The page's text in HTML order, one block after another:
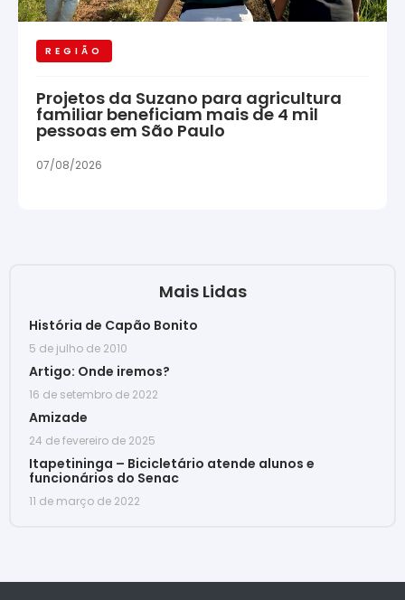
REGIÃO
Projetos da Suzano para agricultura
familiar beneficiam mais de 4 mil
pessoas em São Paulo
07/08/2026
Mais Lidas
História de Capão Bonito
5 de julho de 2010
Artigo: Onde iremos?
16 de setembro de 2022
Amizade
24 de fevereiro de 2025
Itapetininga – Bicicletário atende alunos e
funcionários do Senac
11 de março de 2022